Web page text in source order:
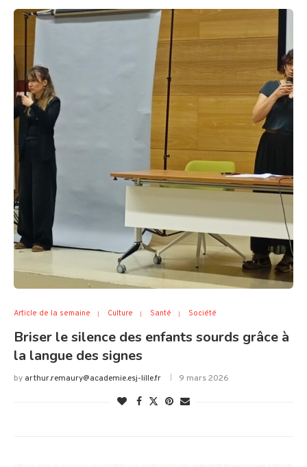
Article de la semaine Culture Santé Société
Briser le silence des enfants sourds grâce à
la langue des signes
by arthur.remaury@academie.esj-lille.fr 9 mars 2026